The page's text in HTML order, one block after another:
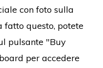
con foto sulla
questo, potete
pulsante "Buy
per accedere